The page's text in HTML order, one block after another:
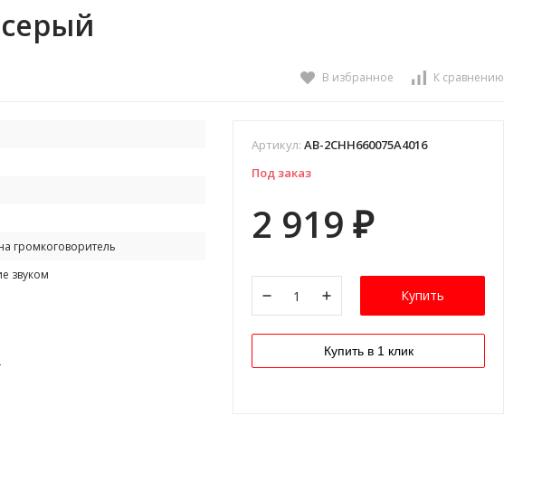
В избранное К сравнению
громкоговоритель
звуком
Артикул: AB-2CHH660075A4016
Под заказ
2 919 ₽
Купить
Купить в 1 клик